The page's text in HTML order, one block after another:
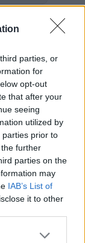
parties, or
for
opt-out
that after your
seeing
utilized by
parties prior to
further
parties on the
may
IAB’s List of
it to other
more Google
της
Μίλτος
στους
καθώς
μήκος.
τον Έλληνα
μετάλλια
το